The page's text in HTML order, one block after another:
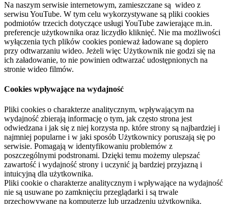
Na naszym serwisie internetowym, zamieszczane są wideo z
serwisu YouTube. W tym celu wykorzystywane są pliki cookies
podmiotów trzecich dotyczące usługi YouTube zawierające m.in.
preferencje użytkownika oraz liczydło kliknięć. Nie ma możliwości
wyłączenia tych plików cookies ponieważ ładowane są dopiero
przy odtwarzaniu wideo. Jeżeli więc Użytkownik nie godzi się na
ich załadowanie, to nie powinien odtwarzać udostępnionych na
stronie wideo filmów.
Cookies wpływające na wydajność
Pliki cookies o charakterze analitycznym, wpływającym na
wydajność zbierają informację o tym, jak często strona jest
odwiedzana i jak się z niej korzysta np. które strony są najbardziej i
najmniej popularne i w jaki sposób Użytkownicy poruszają się po
serwisie. Pomagają w identyfikowaniu problemów z
poszczególnymi podstronami. Dzięki temu możemy ulepszać
zawartość i wydajność strony i uczynić ją bardziej przyjazną i
intuicyjną dla użytkownika.
Pliki cookie o charakterze analitycznym i wpływające na wydajność
nie są usuwane po zamknięciu przeglądarki i są trwale
przechowywane na komputerze lub urządzeniu użytkownika.